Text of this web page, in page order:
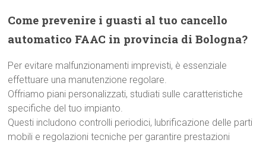
Come prevenire i guasti al tuo cancello
automatico FAAC in provincia di Bologna?
Per evitare malfunzionamenti imprevisti, è essenziale
effettuare una manutenzione regolare.
Offriamo piani personalizzati, studiati sulle caratteristiche
specifiche del tuo impianto.
Questi includono controlli periodici, lubrificazione delle parti
mobili e regolazioni tecniche per garantire prestazioni